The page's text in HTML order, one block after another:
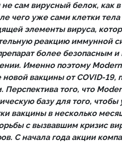
не сам вирусный белок, как
чего уже сами клетки
элементы вируса,
реакцию иммунной
более безопасным
Именно поэтому
новой вакцины от COVID-19,
Перспектива того, что
базу для того,
вакцины в несколько
с вызвавшим кризис
С начала года акции